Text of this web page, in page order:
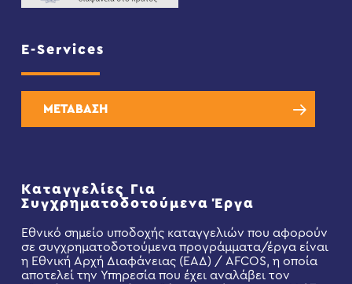
E-Services
ΜΕΤΑΒΑΣΗ
Καταγγελίες Για
Συγχρηματοδοτούμενα Έργα
Εθνικό σημείο υποδοχής καταγγελιών που αφορούν
σε συγχρηματοδοτούμενα προγράμματα/έργα είναι
η Εθνική Αρχή Διαφάνειας (ΕΑΔ) / AFCOS, η οποία
αποτελεί την Υπηρεσία που έχει αναλάβει τον